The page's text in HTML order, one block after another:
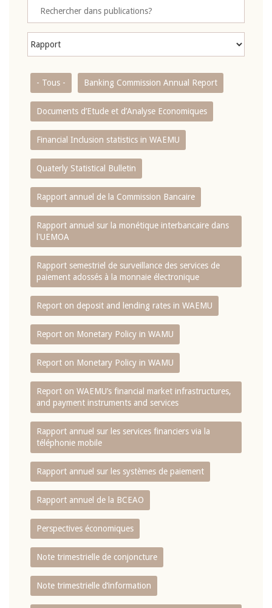
- Tous - Banking Commission Annual Report
Documents d’Etude et d’Analyse Economiques
Financial Inclusion statistics in WAEMU
Quaterly Statistical Bulletin
Rapport annuel de la Commission Bancaire
Rapport annuel sur la monétique interbancaire dans
l'UEMOA
Rapport semestriel de surveillance des services de
paiement adossés à la monnaie électronique
Report on deposit and lending rates in WAEMU
Report on Monetary Policy in WAMU
Report on Monetary Policy in WAMU
Report on WAEMU’s financial market infrastructures,
and payment instruments and services
Rapport annuel sur les services financiers via la
téléphonie mobile
Rapport annuel sur les systèmes de paiement
Rapport annuel de la BCEAO
Perspectives économiques
Note trimestrielle de conjoncture
Note trimestrielle d‘information